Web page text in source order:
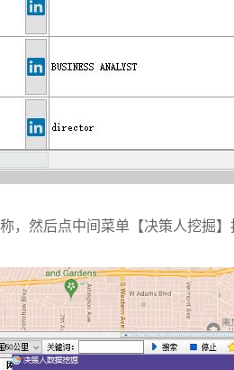
，然后点中间菜单【决策人挖掘